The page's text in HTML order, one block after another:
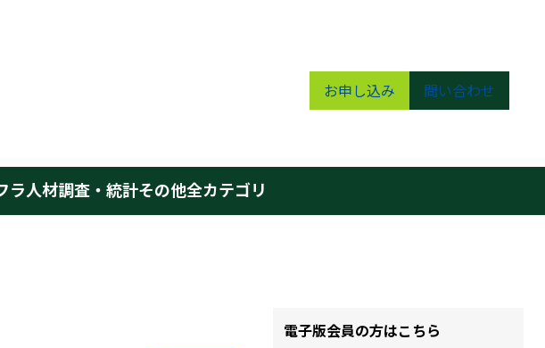
お申し込み 問い合わせ
ラ人材調査・統計その他全カテゴリ
電子版会員の方はこちら